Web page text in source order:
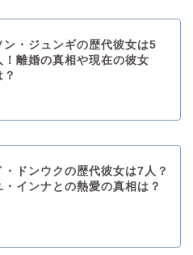
ン・ジュンギの歴代彼女は5
！離婚の真相や現在の彼女
？
・ドンウクの歴代彼女は7人？
・インナとの熱愛の真相は？